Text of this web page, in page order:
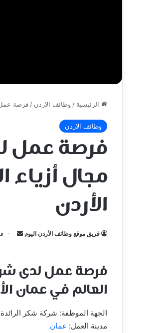
الرئيسية / وظائف الاردن / فرصة عمل
وظائف الاردن
فرصة عمل
مجال أزياء
الأردن
فريق موقع وظائف الأردن اليوم
أرسل
فرصة عمل لدى
العالم في عمان الأردن 8/
الجهة الموظفة: شركة شكر
مدينة العمل: عمان